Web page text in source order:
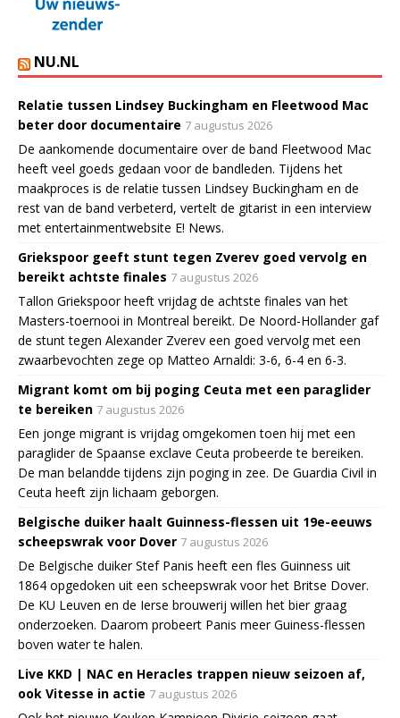
NU.NL
Relatie tussen Lindsey Buckingham en Fleetwood Mac
beter door documentaire 7 augustus 2026
De aankomende documentaire over de band Fleetwood Mac
heeft veel goeds gedaan voor de bandleden. Tijdens het
maakproces is de relatie tussen Lindsey Buckingham en de
rest van de band verbeterd, vertelt de gitarist in een interview
met entertainmentwebsite E! News.
Griekspoor geeft stunt tegen Zverev goed vervolg en
bereikt achtste finales 7 augustus 2026
Tallon Griekspoor heeft vrijdag de achtste finales van het
Masters-toernooi in Montreal bereikt. De Noord-Hollander gaf
de stunt tegen Alexander Zverev een goed vervolg met een
zwaarbevochten zege op Matteo Arnaldi: 3-6, 6-4 en 6-3.
Migrant komt om bij poging Ceuta met een paraglider
te bereiken 7 augustus 2026
Een jonge migrant is vrijdag omgekomen toen hij met een
paraglider de Spaanse exclave Ceuta probeerde te bereiken.
De man belandde tijdens zijn poging in zee. De Guardia Civil in
Ceuta heeft zijn lichaam geborgen.
Belgische duiker haalt Guinness-flessen uit 19e-eeuws
scheepswrak voor Dover 7 augustus 2026
De Belgische duiker Stef Panis heeft een fles Guinness uit
1864 opgedoken uit een scheepswrak voor het Britse Dover.
De KU Leuven en de Ierse brouwerij willen het bier graag
onderzoeken. Daarom probeert Panis meer Guiness-flessen
boven water te halen.
Live KKD | NAC en Heracles trappen nieuw seizoen af,
ook Vitesse in actie 7 augustus 2026